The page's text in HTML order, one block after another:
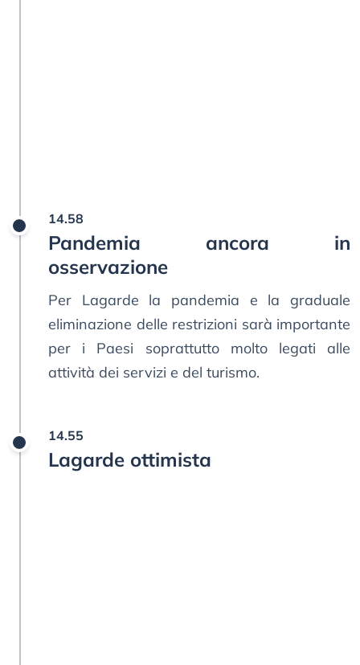
14.58
Pandemia ancora in
osservazione
Per Lagarde la pandemia e la graduale
eliminazione delle restrizioni sarà importante
per i Paesi soprattutto molto legati alle
attività dei servizi e del turismo.
14.55
Lagarde ottimista